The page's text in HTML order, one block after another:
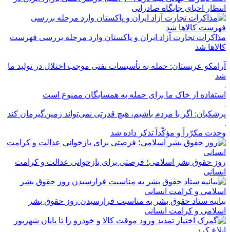
انتظار احیای جایگاه صادراتی
مذاکرات تجارت آزاد ایران و پاکستان وارد مرحله بررسی فهرست
کالاها شد
آرامکو عربستان: حمله به تأسیسات نفتی موجب اختلال در تولید ما
شد
استفاده از خاک ما برای حمله به همسایگان ممنوع است
پزشکیان: اگر با مردم باشیم، هیچ قدرتی نمی‌تواند زمین‌گیرمان کند
وحدت مکرّراً و مؤکّداً تذکر داده شد
روز حقوق بشر اسلامی؛ فرصتی برای بازخوانی عدالت و کرامت
انسانی
بیانیه ستاد حقوق بشر به مناسبت فرارسیدن روز حقوق بشر
اسلامی و کرامت انسانی